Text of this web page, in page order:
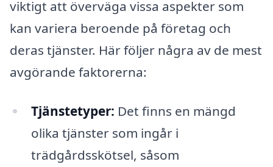
viktigt att överväga vissa aspekter som
kan variera beroende på företag och
deras tjänster. Här följer några av de mest
avgörande faktorerna:
Tjänstetyper: Det finns en mängd
olika tjänster som ingår i
trädgårdsskötsel, såsom